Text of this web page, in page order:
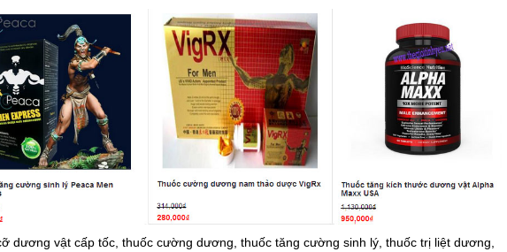
dương vật cấp tốc, thuốc cường dương, thuốc tăng cường sinh lý, thuốc trị liệt dương,